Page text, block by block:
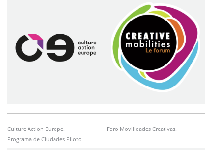
Culture Action Europe.
Programa de Ciudades Piloto.
Foro Movilidades Creativas.